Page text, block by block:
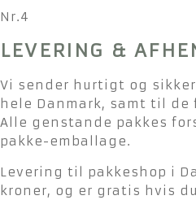
Nr.4
LEVERING &
Vi sender hurtigt og
hele Danmark, samt til de
Alle genstande pakkes
pakke-emballage.
Levering til pakkeshop i
kroner, og er gratis hvis